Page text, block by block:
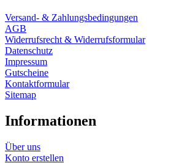
Versand- & Zahlungsbedingungen
AGB
Widerrufsrecht & Widerrufsformular
Datenschutz
Impressum
Gutscheine
Kontaktformular
Sitemap
Informationen
Über uns
Konto erstellen